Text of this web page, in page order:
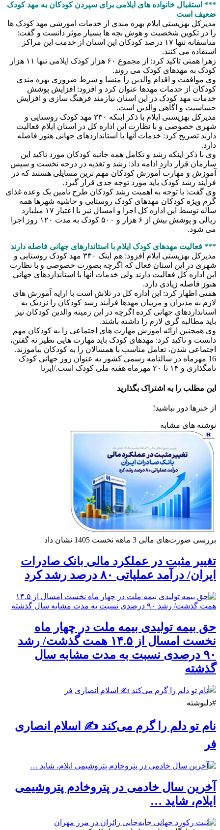
*** استقبال خانواده های ایلامی برای سپردن کودکان به مهد کودک
ضعیف است
مدیرکل بهزیستی ایلام بهره مندی از خدمات اموزشی مهد کودک ها
را در تکوین شخصیت و هوش بچه ها بسیار موثر دانست و گفت:
متاسفانه تنها ۱۷ درصد کودکان این استان از خدمت این مراکز
استفاده می کنند.
زهرا همتی تاکید کرد: از مجموع ۶۰ هزار کودک ایلامی تنها ۱۱ هزار
کودک به مهدهای کودک می روند.
وی موافقت و اقدام والدین را منشا و شرط ضروری بهره مندی
کودکان از خدمات مهدها عنوان کرد و افزود: افزایش پوشش
خدمات مهد کودک در این استان نیازمند فرهنگ سازی و افزایش
حساسیت و اگاهی والدین است.
مدیرکل بهزیستی ایلام با ذکر ابنکه ۳۳۰ مهد کودک روستایی و
شهری خصوصی و با نظارت این اداره کل در استان ایلام فعالیت
دارند تصریح کرد: خدمات آنها با استانداردهای جهانی هنوز فاصله
دارد.
وی با ذکر اینکه رشد و تکامل همه جانبه کودکان مورد تاکید این
سازمان قرار دارد ادامه داد: رشد و تغذیه در درجه نخست و سپس
آموزش و مهارت آموزش کودکان مهم ترین مسایلی هستند که در
فرآیند رشد کودک باید مورد توجه جدی قرار گیرد.
وی گفت: با توجه به اهمیت رشد کودکان طرح تامین یک وعده غذای
گرم ویژه کودکان مهدهای کودک روستایی و حاشیه شهرها همه
ساله توسط این اداره کل اجرا و امسال نیز با اعتبار ۱۷ میلیارد
ریالی و پوشش بیش از ۶ هزار و ۵۰۰ کودک به مدت ۱۲۰ روز اجرا
می شود.
*** فعالیت مهدهای کودک ایلام با استاندارهای جهانی فاصله دارند
مدیرکل بهزیستی ایلام افزود: هم اینک ۳۳۰ مهد کودک روستایی و
شهری در این استان فعال که اگرچه بصورت خصوصی و با نظارت
این اداره کل فعالیت دارند ولی خدمات آنها با استانداردهای جهانی
هنوز فاصله زیادی دارد.
همتی اظهار کرد: این اداره کل در تلاش است با ارایه آموزش های
لازم به مدیران و مربیان مهدها فرآیند رشد کودکان را نزدیک به
استانداردهای جهانی کرده اگرچه در این زمینه والدین کودکان نیز
باید مطالبه گری لازم را داشته باشند.
وی همچنین ارائه اموزش مهارت های اجتماعی را به کودکان مهم
دانست و تاکید کرد: مهدهای کودک باید مهارت هایی نظیر نه گفتن،
اجتماعی شدن، تعامل مناسب با همسالان را به کودکان بیاموزند.
16 مهرماه در سالنامه رسمی کشور به عنوان روز جهانی کودک
نامگذاری و ۱۴ تا ۲۰ مهرماه هفته ملی کودک است./ایرنا
این مطلب را به اشتراک بگذارید
از خبرها دور نباشید!
نوشته های مشابه
بررسی صورت‌های مالی 3 ماهه نخست 1405 نشان داد
تغییر مثبت در عملکرد مالی بانک صادرات
ایران/ درآمد عملیاتی ۸۰ درصد رشد کرد
حق بیمه تولیدی بیمه ملت در چهار ماه
نخست امسال از ۱۴.۵ همت گذشت/ رشد
۹۰ درصدی نسبت به مدت مشابه سال
گذشته
#دلنوشته
نام تو دلم را گرم می‌کند ✍️ اسلام انصاری
فر
آخرین سال خادمی در پتروخادم پتروشیمی
ایلام، شاید …